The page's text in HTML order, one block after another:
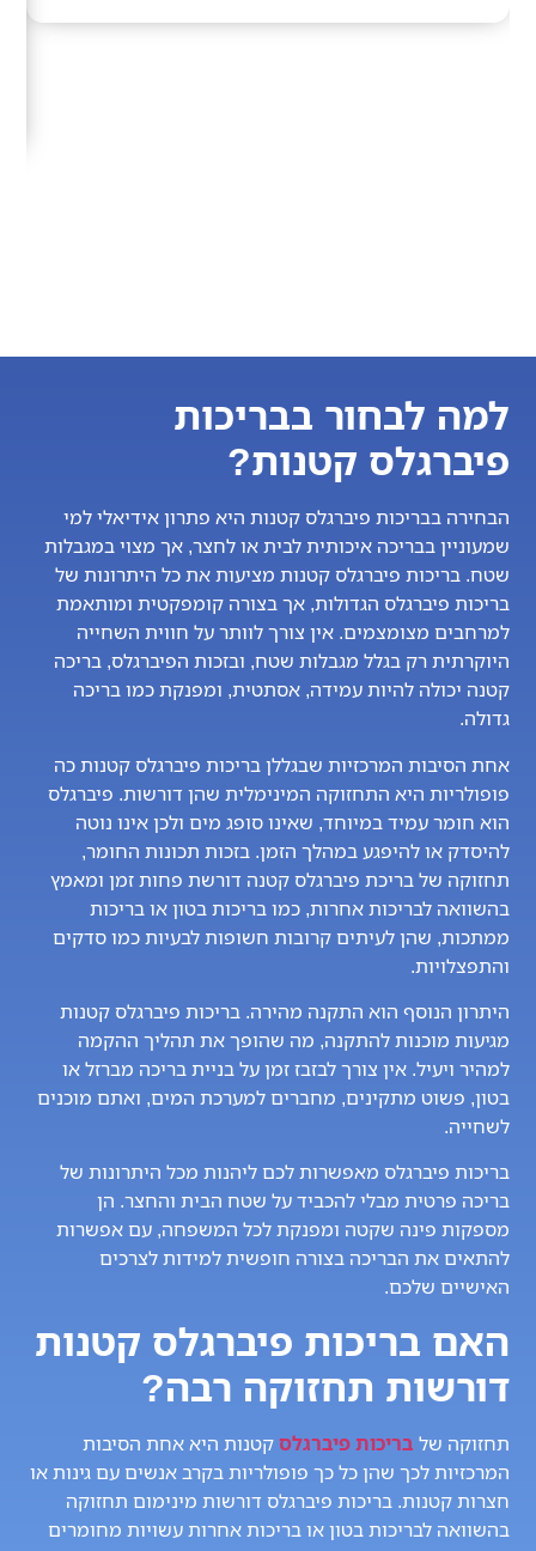
מים:
למה לבחור בבריכות
פיברגלס קטנות?
הבחירה בבריכות פיברגלס קטנות היא פתרון אידיאלי למי
שמעוניין בבריכה איכותית לבית או לחצר, אך מצוי במגבלות
שטח. בריכות פיברגלס קטנות מציעות את כל היתרונות של
בריכות פיברגלס הגדולות, אך בצורה קומפקטית ומותאמת
למרחבים מצומצמים. אין צורך לוותר על חווית השחייה
היוקרתית רק בגלל מגבלות שטח, ובזכות הפיברגלס, בריכה
קטנה יכולה להיות עמידה, אסתטית, ומפנקת כמו בריכה
גדולה.
אחת הסיבות המרכזיות שבגללן בריכות פיברגלס קטנות כה
פופולריות היא התחזוקה המינימלית שהן דורשות. פיברגלס
הוא חומר עמיד במיוחד, שאינו סופג מים ולכן אינו נוטה
להיסדק או להיפגע במהלך הזמן. בזכות תכונות החומר,
תחזוקה של בריכת פיברגלס קטנה דורשת פחות זמן ומאמץ
בהשוואה לבריכות אחרות, כמו בריכות בטון או בריכות
ממתכות, שהן לעיתים קרובות חשופות לבעיות כמו סדקים
והתפצלויות.
היתרון הנוסף הוא התקנה מהירה. בריכות פיברגלס קטנות
מגיעות מוכנות להתקנה, מה שהופך את תהליך ההקמה
למהיר ויעיל. אין צורך לבזבז זמן על בניית בריכה מברזל או
בטון, פשוט מתקינים, מחברים למערכת המים, ואתם מוכנים
לשחייה.
בריכות פיברגלס מאפשרות לכם ליהנות מכל היתרונות של
בריכה פרטית מבלי להכביד על שטח הבית והחצר. הן
מספקות פינה שקטה ומפנקת לכל המשפחה, עם אפשרות
להתאים את הבריכה בצורה חופשית למידות לצרכים
האישיים שלכם.
האם בריכות פיברגלס קטנות
דורשות תחזוקה רבה?
תחזוקה שלבריכות פיברגלסקטנות היא אחת הסיבות
המרכזיות לכך שהן כל כך פופולריות בקרב אנשים עם גינות או
חצרות קטנות. בריכות פיברגלס דורשות מינימום תחזוקה
בהשוואה לבריכות בטון או בריכות אחרות עשויות מחומרים